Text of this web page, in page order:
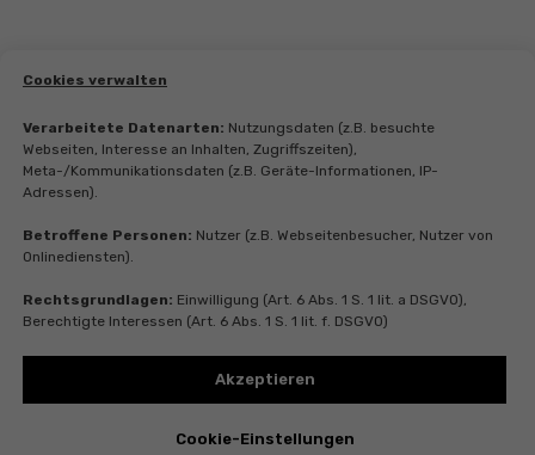
Cookies verwalten
Verarbeitete Datenarten: Nutzungsdaten (z.B. besuchte
Webseiten, Interesse an Inhalten, Zugriffszeiten),
Meta-/Kommunikationsdaten (z.B. Geräte-Informationen, IP-
Adressen).
Betroffene Personen: Nutzer (z.B. Webseitenbesucher, Nutzer von
Onlinediensten).
Rechtsgrundlagen: Einwilligung (Art. 6 Abs. 1 S. 1 lit. a DSGVO),
Berechtigte Interessen (Art. 6 Abs. 1 S. 1 lit. f. DSGVO)
Akzeptieren
Cookie-Einstellungen